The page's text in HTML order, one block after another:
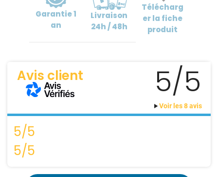
Garantie1
an
Livraison
24h / 48h
Télécharg
erla fiche
produit
Avis client 5/5
Voir les 8 avis
5/5
5/5